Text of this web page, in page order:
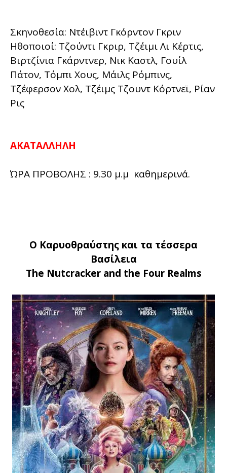
Σκηνοθεσία: Ντέιβιντ Γκόρντον Γκριν
Ηθοποιοί: Τζούντι Γκριρ, Τζέιμι Λι Κέρτις,
Βιρτζίνια Γκάρντνερ, Νικ Καστλ, Γουίλ
Πάτον, Τόμπι Χους, Μάιλς Ρόμπινς,
Τζέφερσον Χολ, Τζέιμς Τζουντ Κόρτνεϊ, Ρίαν
Ρις
ΑΚΑΤΑΛΛΗΛΗ
ΏΡΑ ΠΡΟΒΟΛΗΣ : 9.30 μ.μ καθημερινά.
Ο Καρυοθραύστης και τα τέσσερα
Βασίλεια
The Nutcracker and the Four Realms